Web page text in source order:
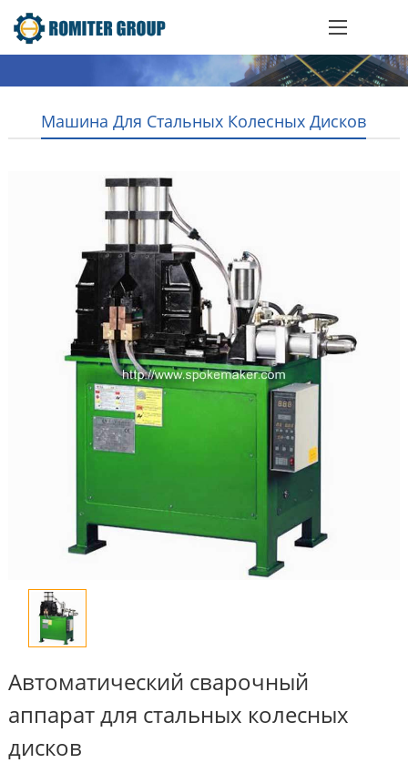
Машина Для Стальных Колесных Дисков
Автоматический сварочный
аппарат для стальных колесных
дисков